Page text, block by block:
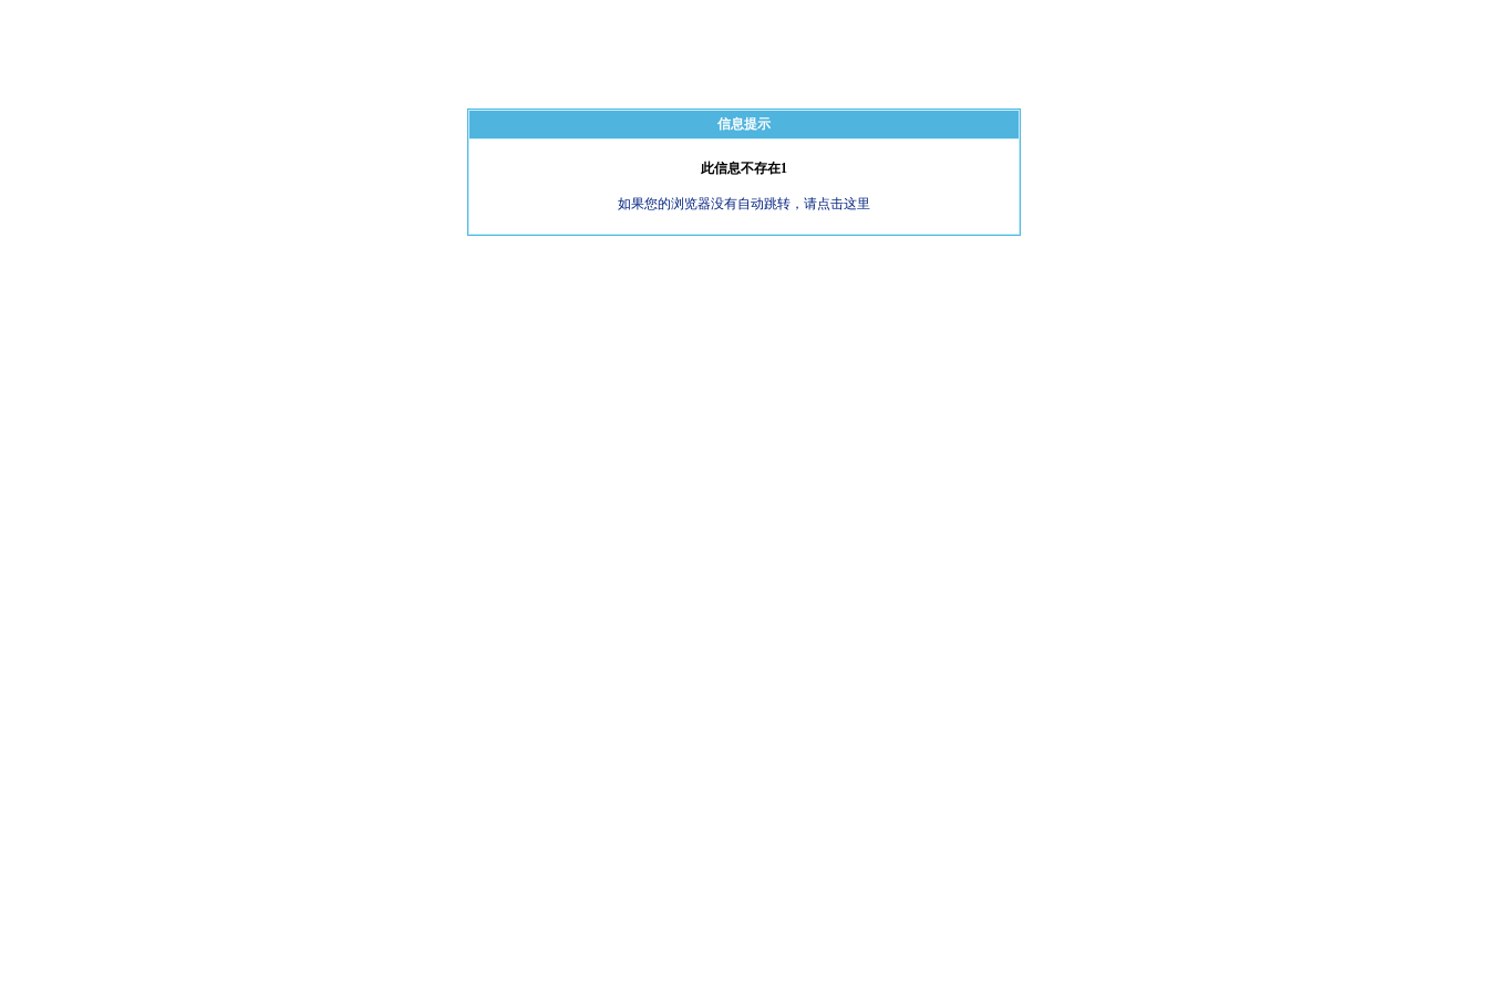
信息提示
此信息不存在1
如果您的浏览器没有自动跳转，请点击这里